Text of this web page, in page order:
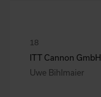
ITT Cannon GmbH
Uwe Bihlmaier